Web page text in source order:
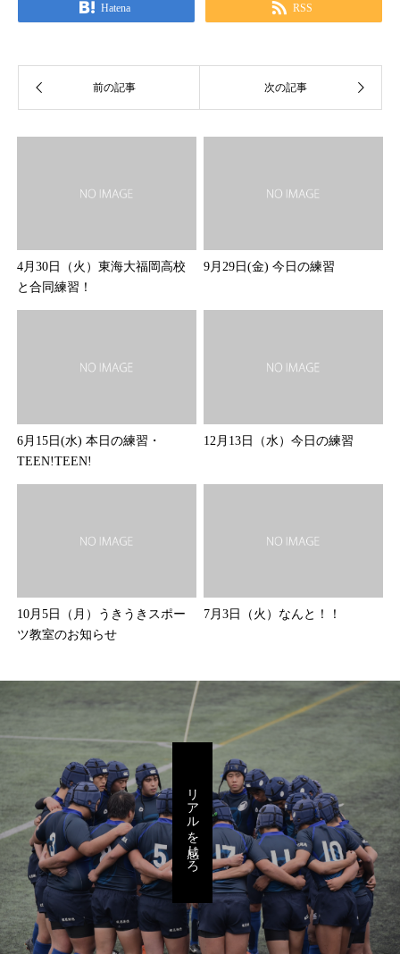
Hatena RSS
4月30日（火）東海大福岡高校
と合同練習！
9月29日(金) 今日の練習
6月15日(水) 本日の練習・
TEEN!TEEN!
12月13日（水）今日の練習
10月5日（月）うきうきスポー
ツ教室のお知らせ
7月3日（火）なんと！！
リアルを感じろ